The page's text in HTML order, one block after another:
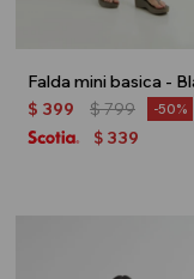
$ 399 $799 50
$ 339